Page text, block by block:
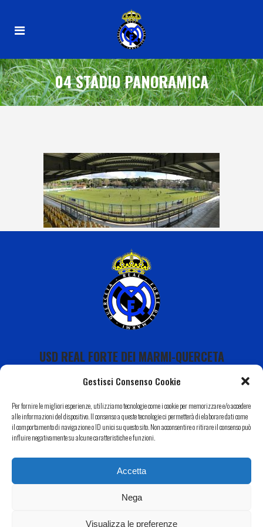
Gestisci Consenso Cookie
Per fornire le migliori esperienze, utilizziamo tecnologie come i cookie per memorizzare e/o accedere
alle informazioni del dispositivo. Il consenso a queste tecnologie ci permetterà di elaborare dati come
il comportamento di navigazione o ID unici su questo sito. Non acconsentire o ritirare il consenso può
influire negativamente su alcune caratteristiche e funzioni.
Accetta
Nega
Visualizza le preferenze
04 STADIO PANORAMICA
USD REAL FORTE DEI MARMI-QUERCETA
Calendario
Il Nostro Territorio
Informativa Privacy–Cookie Policy| Web by